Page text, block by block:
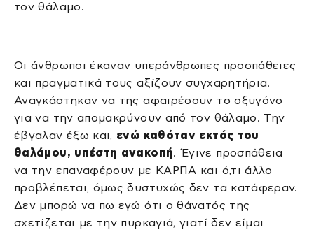
τον θάλαμο.
Οι άνθρωποι έκαναν υπεράνθρωπες προσπάθειες
και πραγματικά τους αξίζουν συγχαρητήρια.
Αναγκάστηκαν να της αφαιρέσουν το οξυγόνο
για να την απομακρύνουν από τον θάλαμο. Την
έβγαλαν έξω και, ενώ καθόταν εκτός του
θαλάμου, υπέστη ανακοπή. Έγινε προσπάθεια
να την επαναφέρουν με ΚΑΡΠΑ και ό,τι άλλο
προβλέπεται, όμως δυστυχώς δεν τα κατάφεραν.
Δεν μπορώ να πω εγώ ότι ο θάνατός της
σχετίζεται με την πυρκαγιά, γιατί δεν είμαι